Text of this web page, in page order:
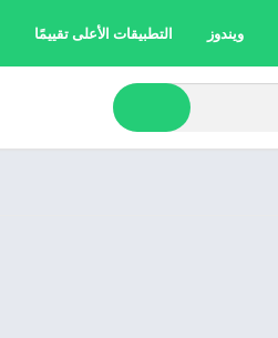
ويندوز التطبيقات الأعلى تقييمًا